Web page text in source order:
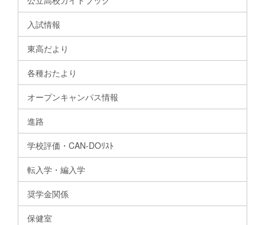
入試情報
東高だより
各種おたより
オープンキャンパス情報
進路
学校評価・CAN-DOﾘｽﾄ
転入学・編入学
奨学金関係
保健室